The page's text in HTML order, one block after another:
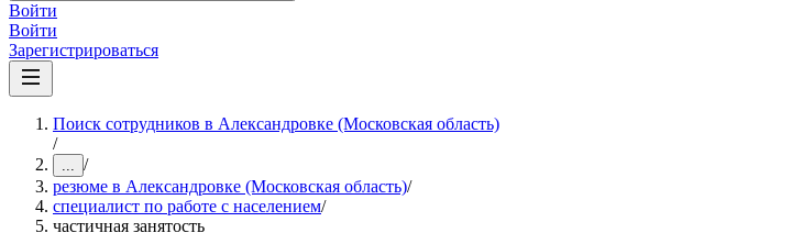
Войти
Войти
Зарегистрироваться
Поиск сотрудников в Александровке (Московская область)
/
... /
резюме в Александровке (Московская область)/
специалист по работе с населением/
частичная занятость